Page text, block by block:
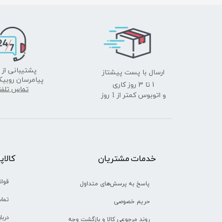
ارسال با پست پیشتاز
​​​​​​​1 تا 3 روز کاری
و اتوبوس کمتر از 1 روز
پشتیبانی
پیامرسان
تماس
خدمات مشتریان
پاسخ به پرسش‌های متداول
حریم خصوصی
روند مرجوعی کالا و بازگشت وجه